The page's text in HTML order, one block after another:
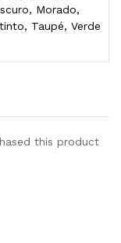
Morado,
Taupé, Verde
this product